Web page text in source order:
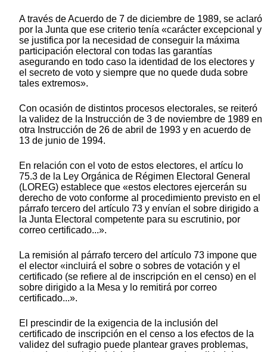
A través de Acuerdo de 7 de diciembre de 1989, se aclaró
por la Junta que ese criterio tenía «carácter excepcional y
se justifica por la necesidad de conseguir la máxima
participación electoral con todas las garantías
asegurando en todo caso la identidad de los electores y
el secreto de voto y siempre que no quede duda sobre
tales extremos».
Con ocasión de distintos procesos electorales, se reiteró
la validez de la Instrucción de 3 de noviembre de 1989 en
otra Instrucción de 26 de abril de 1993 y en acuerdo de
13 de junio de 1994.
En relación con el voto de estos electores, el artícu lo
75.3 de la Ley Orgánica de Régimen Electoral General
(LOREG) establece que «estos electores ejercerán su
derecho de voto conforme al procedimiento previsto en el
párrafo tercero del artículo 73 y envían el sobre dirigido a
la Junta Electoral competente para su escrutinio, por
correo certificado...».
La remisión al párrafo tercero del artículo 73 impone que
el elector «incluirá el sobre o sobres de votación y el
certificado (se refiere al de inscripción en el censo) en el
sobre dirigido a la Mesa y lo remitirá por correo
certificado...».
El prescindir de la exigencia de la inclusión del
certificado de inscripción en el censo a los efectos de la
validez del sufragio puede plantear graves problemas,